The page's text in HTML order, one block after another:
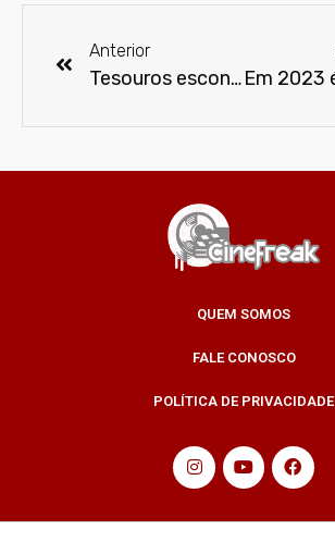
Anterior
Tesouros escondidos de “Conan, o Bárbaro” são revelados em livro
QUEM SOMOS
FALE CONOSCO
POLÍTICA DE PRIVACIDADE